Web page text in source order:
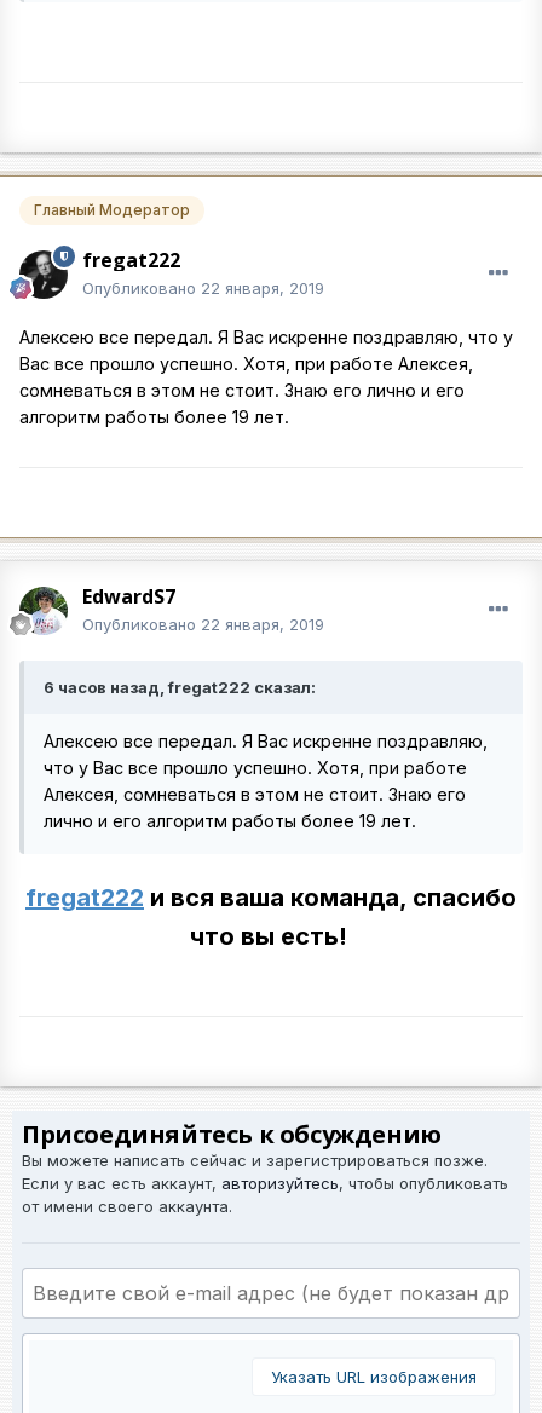
Главный Модератор
fregat222
Опубликовано 22 января, 2019
Алексею все передал. Я Вас искренне поздравляю, что у
Вас все прошло успешно. Хотя, при работе Алексея,
сомневаться в этом не стоит. Знаю его лично и его
алгоритм работы более 19 лет.
EdwardS7
Опубликовано 22 января, 2019
6 часов назад, fregat222 сказал:
Алексею все передал. Я Вас искренне поздравляю,
что у Вас все прошло успешно. Хотя, при работе
Алексея, сомневаться в этом не стоит. Знаю его
лично и его алгоритм работы более 19 лет.
fregat222 и вся ваша команда, спасибо
что вы есть!
Присоединяйтесь к обсуждению
Вы можете написать сейчас и зарегистрироваться позже.
Если у вас есть аккаунт, авторизуйтесь, чтобы опубликовать
от имени своего аккаунта.
Указать URL изображения